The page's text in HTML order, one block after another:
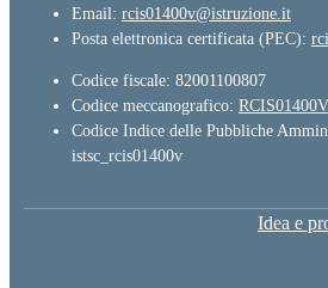
Email: rcis01400v@istruzione.it
Posta elettronica certificata (PEC):
Codice fiscale: 82001100807
Codice meccanografico: RCIS01400V
Codice Indice delle Pubbliche
istsc_rcis01400v
Idea e